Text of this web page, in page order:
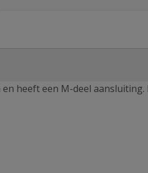
heeft een M-deel